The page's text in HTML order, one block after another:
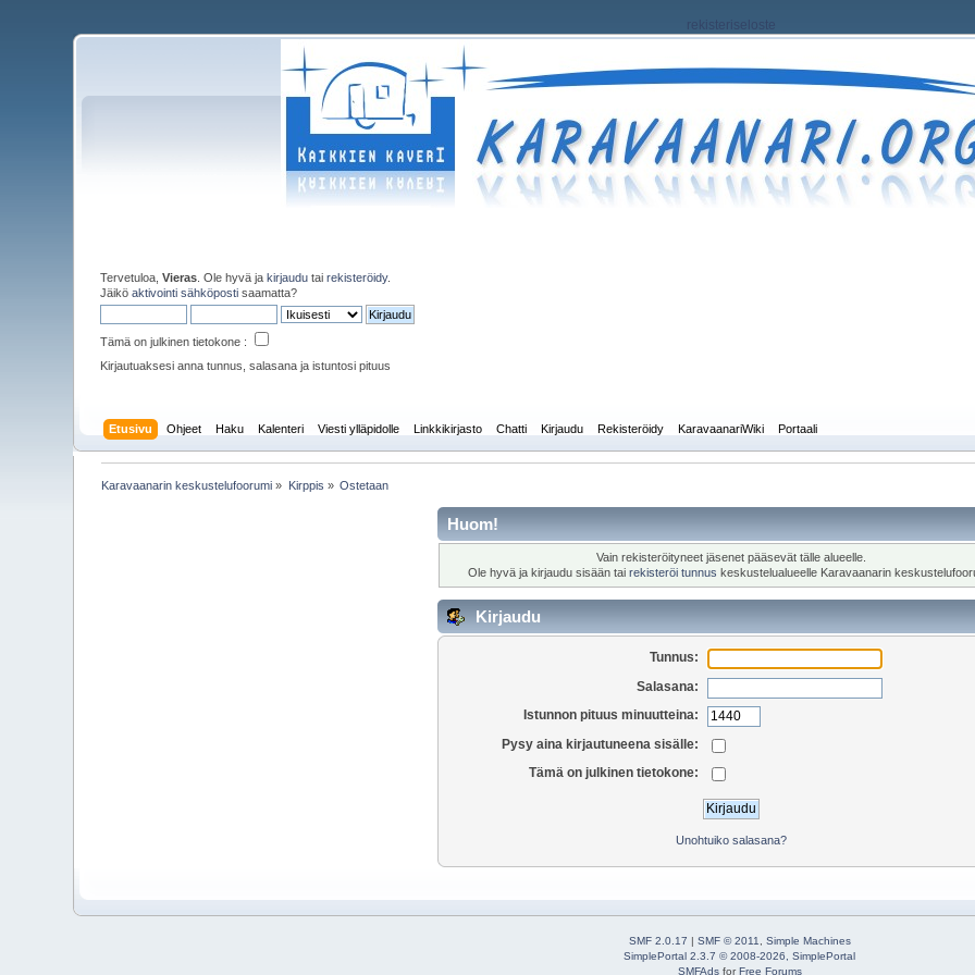
rekisteriseloste
Tervetuloa,Vieras . Ole hyvä jakirjaudu tairekisteröidy.
Jäiköaktivointi sähköposti saamatta?
Tämä on julkinen tietokone :
Kirjautuaksesi anna tunnus, salasana ja istuntosi pituus
Etusivu Ohjeet Haku Kalenteri Viesti ylläpidolle Linkkikirjasto Chatti Kirjaudu Rekisteröidy KaravaanariWiki Portaali
Karavaanarin keskustelufoorumi » Kirppis » Ostetaan
Huom!
Vain rekisteröityneet jäsenet pääsevät tälle alueelle.
Ole hyvä ja kirjaudu sisään tai rekisteröi tunnus keskustelualueelle Karavaanarin
Kirjaudu
Tunnus:
Salasana:
Istunnon pituus minuutteina:
Pysy aina kirjautuneena sisälle:
Tämä on julkinen tietokone:
Unohtuiko salasana?
SMF 2.0.17 | SMF © 2011
Simple Machines
SimplePortal 2.3.7 © 2008-2026, SimplePortal
SMFAdsforFree Forums